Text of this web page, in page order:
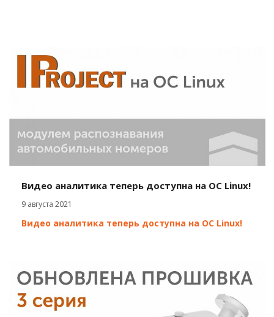
Видео аналитика теперь доступна на ОС Linux!
9 августа 2021
Видео аналитика теперь доступна на ОС Linux!